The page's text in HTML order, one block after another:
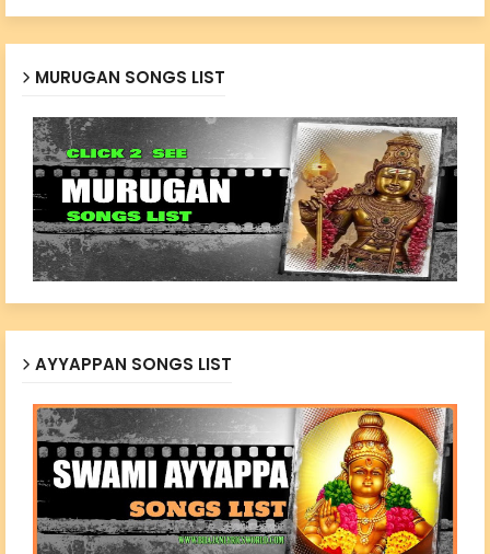
MURUGAN SONGS LIST
AYYAPPAN SONGS LIST